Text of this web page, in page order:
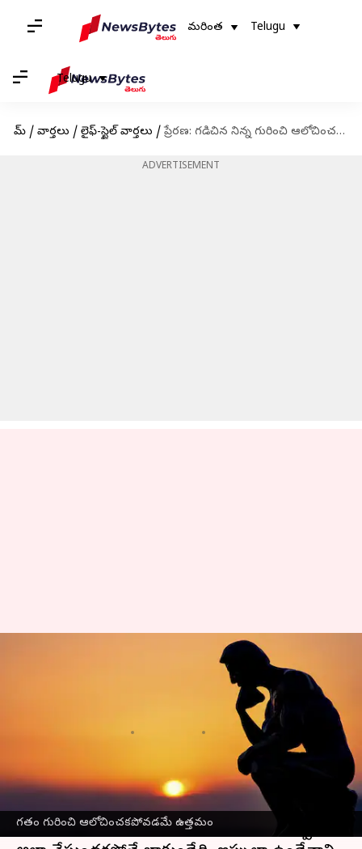
మరింత Telugu
Telugu
హోమ్ / వార్తలు / లైఫ్-స్టైల్ వార్తలు / ప్రేరణ: గడిచిన నిన్న గురించి ఆలోచించడం కన్నా రాబోయే రేపు గురించి పనిచేయడం ఉత్తమం
ADVERTISEMENT
గతం గురించి ఆలోచించకపోవడమే ఉత్తమం
ప్రేరణ: గడిచిన నిన్న గురించి
ఆలోచించడం కన్నా రాబోయే రేపు
గురించి పనిచేయడం ఉత్తమం
05:56 pm
ఈ వార్తాకథనం ఏంటి
గడిచిపోయిన దాని గురించి ఆలోచించడం కరెక్ట్ కాదని
అందరికీ తెలుసు. అయినా కూడా పదే పదే అప్పడు